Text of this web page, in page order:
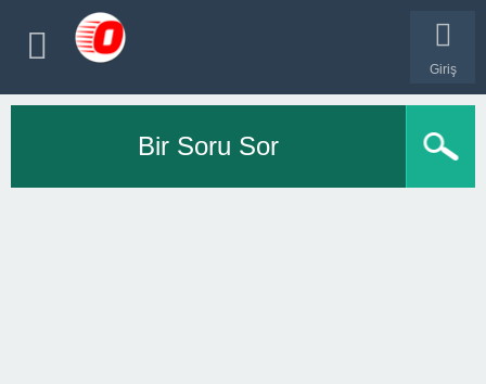
Giriş
Bir Soru Sor